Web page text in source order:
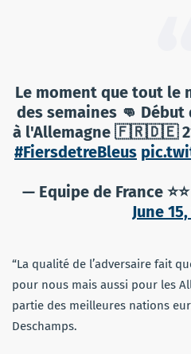
Le moment que tout le
des semaines 👊
à l'Allemagne 🇫🇷🇩🇪
#FiersdetreBleus
— Equipe de France
June
“La qualité de l’adversaire fait
pour nous mais aussi pour les
partie des meilleures nations
Deschamps.